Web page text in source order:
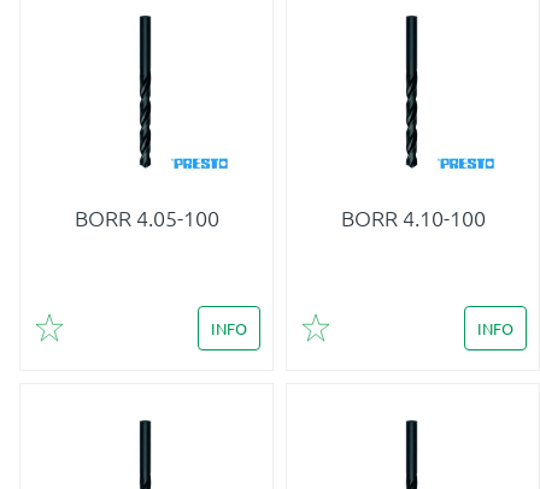
BORR 4.05-100
Lägg till i favoriter
INFO
BORR 4.10-100
Lägg till i favoriter
INFO